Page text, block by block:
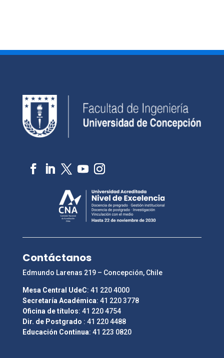
Contáctanos
Edmundo Larenas 219 – Concepción, Chile
Mesa Central UdeC: 41 220 4000
Secretaría Académica: 41 220 3778
Oficina de títulos: 41 220 4754
Dir. de Postgrado : 41 220 4488
Educación Continua: 41 223 0820